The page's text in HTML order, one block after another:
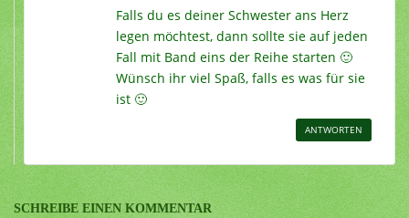
Falls du es deiner Schwester ans Herz
legen möchtest, dann sollte sie auf jeden
Fall mit Band eins der Reihe starten 🙂
Wünsch ihr viel Spaß, falls es was für sie
ist 🙂
ANTWORTEN
SCHREIBE EINEN KOMMENTAR